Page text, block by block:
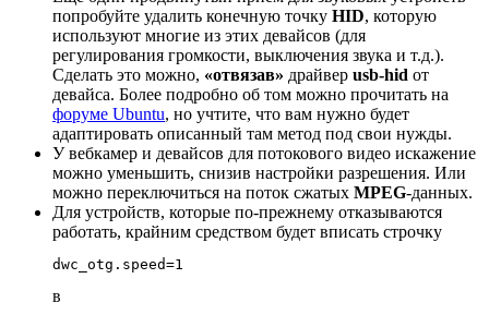
попробуйте удалить конечную точку HID, которую
используют многие из этих девайсов (для
регулирования громкости, выключения звука и т.д.).
Сделать это можно, «отвязав» драйвер usb-hid от
девайса. Более подробно об том можно прочитать на
форуме Ubuntu, но учтите, что вам нужно будет
адаптировать описанный там метод под свои нужды.
У вебкамер и девайсов для потокового видео искажение
можно уменьшить, снизив настройки разрешения. Или
можно переключиться на поток сжатых MPEG-данных.
Для устройств, которые по-прежнему отказываются
работать, крайним средством будет вписать строчку
dwc_otg.speed=1
в